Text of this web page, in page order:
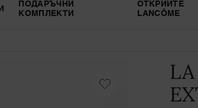
ПОДАРЪЧНИ
КОМПЛЕКТИ
ОТКРИЙТЕ
LANCÔME